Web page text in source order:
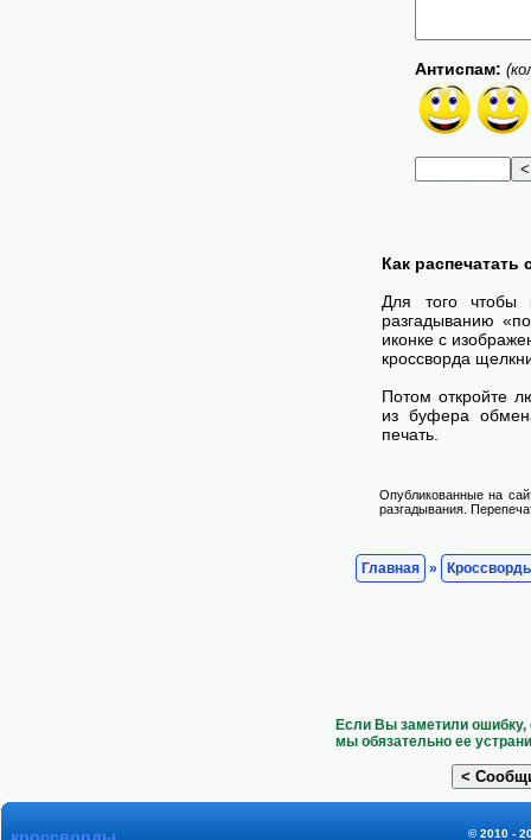
Антиспам:
Как
Для того чтобы
разгадыванию
иконке с
кроссворда
Потом откройте
из буфера
печать.
Опубликованные на
разгадывания.
Главная »
Если Вы заметили
мы обязательно ее
© 2010 -